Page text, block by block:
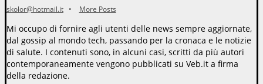
skolor@hotmail.it • More Posts
Mi occupo di fornire agli utenti delle news sempre aggiornate,
dal gossip al mondo tech, passando per la cronaca e le notizie
di salute. I contenuti sono, in alcuni casi, scritti da più autori
contemporaneamente vengono pubblicati su Veb.it a firma
della redazione.